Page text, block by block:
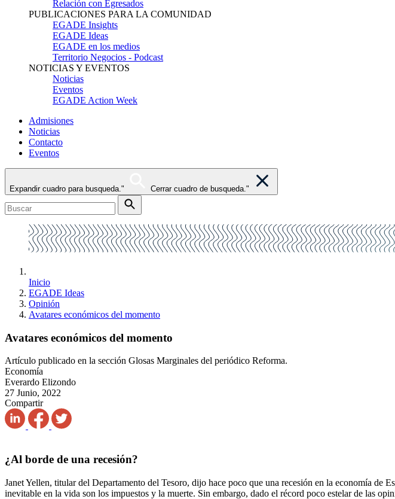
Relación con Egresados
PUBLICACIONES PARA LA COMUNIDAD
EGADE Insights
EGADE Ideas
EGADE en los medios
Territorio Negocios - Podcast
NOTICIAS Y EVENTOS
Noticias
Eventos
EGADE Action Week
Admisiones
Noticias
Contacto
Eventos
Expandir cuadro para busqueda." Cerrar cuadro de busqueda."
Inicio
EGADE Ideas
Opinión
Avatares económicos del momento
Avatares económicos del momento
Artículo publicado en la sección Glosas Marginales del periódico Reforma.
Economía
Everardo Elizondo
27 Junio, 2022
Compartir
¿Al borde de una recesión?
Janet Yellen, titular del Departamento del Tesoro, dijo hace poco que una recesión en la economía
inevitable en la vida son los impuestos y la muerte. Sin embargo, dado el récord poco estelar de las